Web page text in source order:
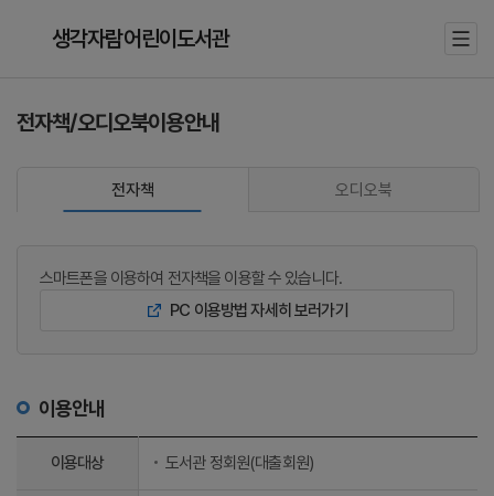
생각자람어린이도서관
전자책/오디오북이용안내
전자책 오디오북
스마트폰을 이용하여 전자책을 이용할 수 있습니다.
PC 이용방법 자세히 보러가기
이용안내
이용대상 도서관 정회원(대출회원)